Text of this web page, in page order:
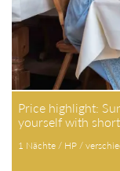
Price highlight:
yourself with
1 Nächte / HP /